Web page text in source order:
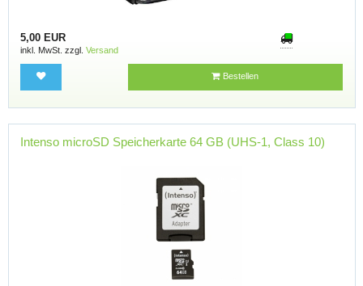
5,00 EUR
inkl. MwSt. zzgl. Versand
Bestellen
Intenso microSD Speicherkarte 64 GB (UHS-1, Class 10)